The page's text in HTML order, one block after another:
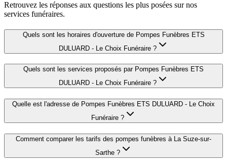
Retrouvez les réponses aux questions les plus posées sur nos
services funéraires.
Quels sont les horaires d'ouverture de Pompes Funèbres ETS
DULUARD - Le Choix Funéraire?
Quels sont les services proposés par Pompes Funèbres ETS
DULUARD - Le Choix Funéraire?
Quelle est l'adresse de Pompes Funèbres ETS DULUARD - Le Choix
Funéraire?
Comment comparer les tarifs des pompes funèbres à
La Suze-sur-
Sarthe?